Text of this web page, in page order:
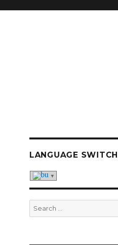
LANGUAGE
Search
for: